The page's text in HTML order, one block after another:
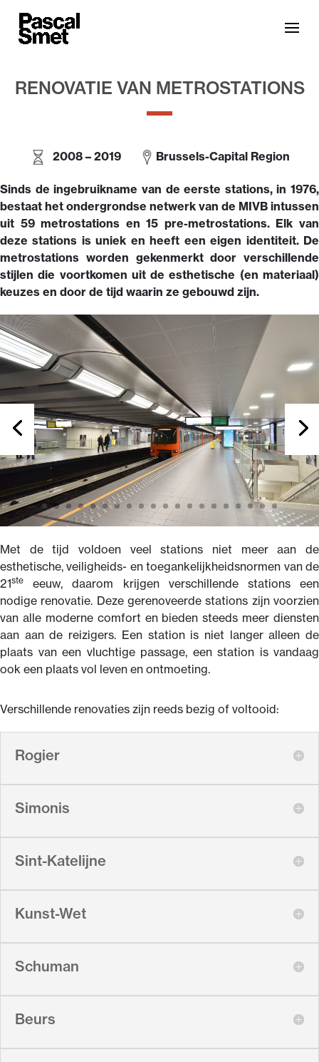
RENOVATIE VAN METROSTATIONS
2008 – 2019 Brussels-Capital Region
Sinds de ingebruikname van de eerste stations, in 1976,
bestaat het ondergrondse netwerk van de MIVB intussen
uit 59 metrostations en 15 pre-metrostations. Elk van
deze stations is uniek en heeft een eigen identiteit. De
metrostations worden gekenmerkt door verschillende
stijlen die voortkomen uit de esthetische (en materiaal)
keuzes en door de tijd waarin ze gebouwd zijn.
Met de tijd voldoen veel stations niet meer aan de
esthetische, veiligheids- en toegankelijkheidsnormen van de
21ste
eeuw, daarom krijgen verschillende stations een
nodige renovatie. Deze gerenoveerde stations zijn voorzien
van alle moderne comfort en bieden steeds meer diensten
aan aan de reizigers. Een station is niet langer alleen de
plaats van een vluchtige passage, een station is vandaag
ook een plaats vol leven en ontmoeting.
Verschillende renovaties zijn reeds bezig of voltooid:
Rogier
Simonis
Sint-Katelijne
Kunst-Wet
Schuman
Beurs